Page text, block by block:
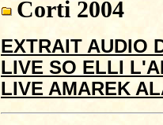
Corti 2004
EXTRAIT AUDIO
LIVE SO ELLI
LIVE AMAREK